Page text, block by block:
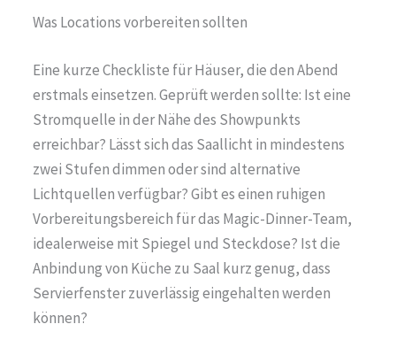
Was Locations vorbereiten sollten
Eine kurze Checkliste für Häuser, die den Abend
erstmals einsetzen. Geprüft werden sollte: Ist eine
Stromquelle in der Nähe des Showpunkts
erreichbar? Lässt sich das Saallicht in mindestens
zwei Stufen dimmen oder sind alternative
Lichtquellen verfügbar? Gibt es einen ruhigen
Vorbereitungsbereich für das Magic-Dinner-Team,
idealerweise mit Spiegel und Steckdose? Ist die
Anbindung von Küche zu Saal kurz genug, dass
Servierfenster zuverlässig eingehalten werden
können?